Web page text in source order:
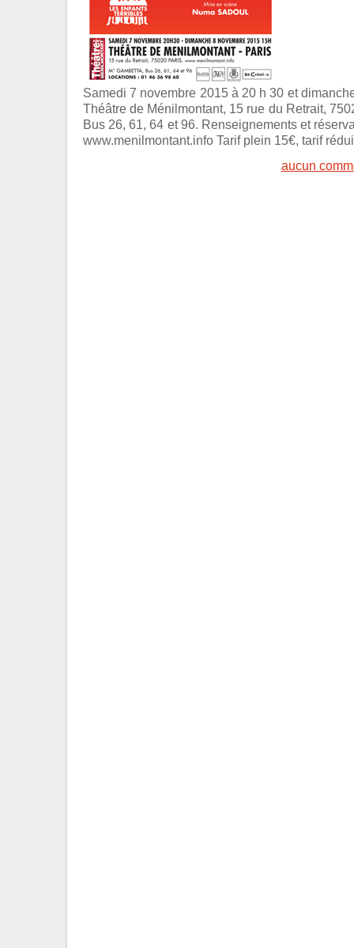
Samedi 7 novembre 2015 à 20 h 30 et
Théâtre de Ménilmontant, 15 rue du Retrait,
Bus 26, 61, 64 et 96. Renseignements et
www.menilmontant.info Tarif plein 15€, tarif
aucun